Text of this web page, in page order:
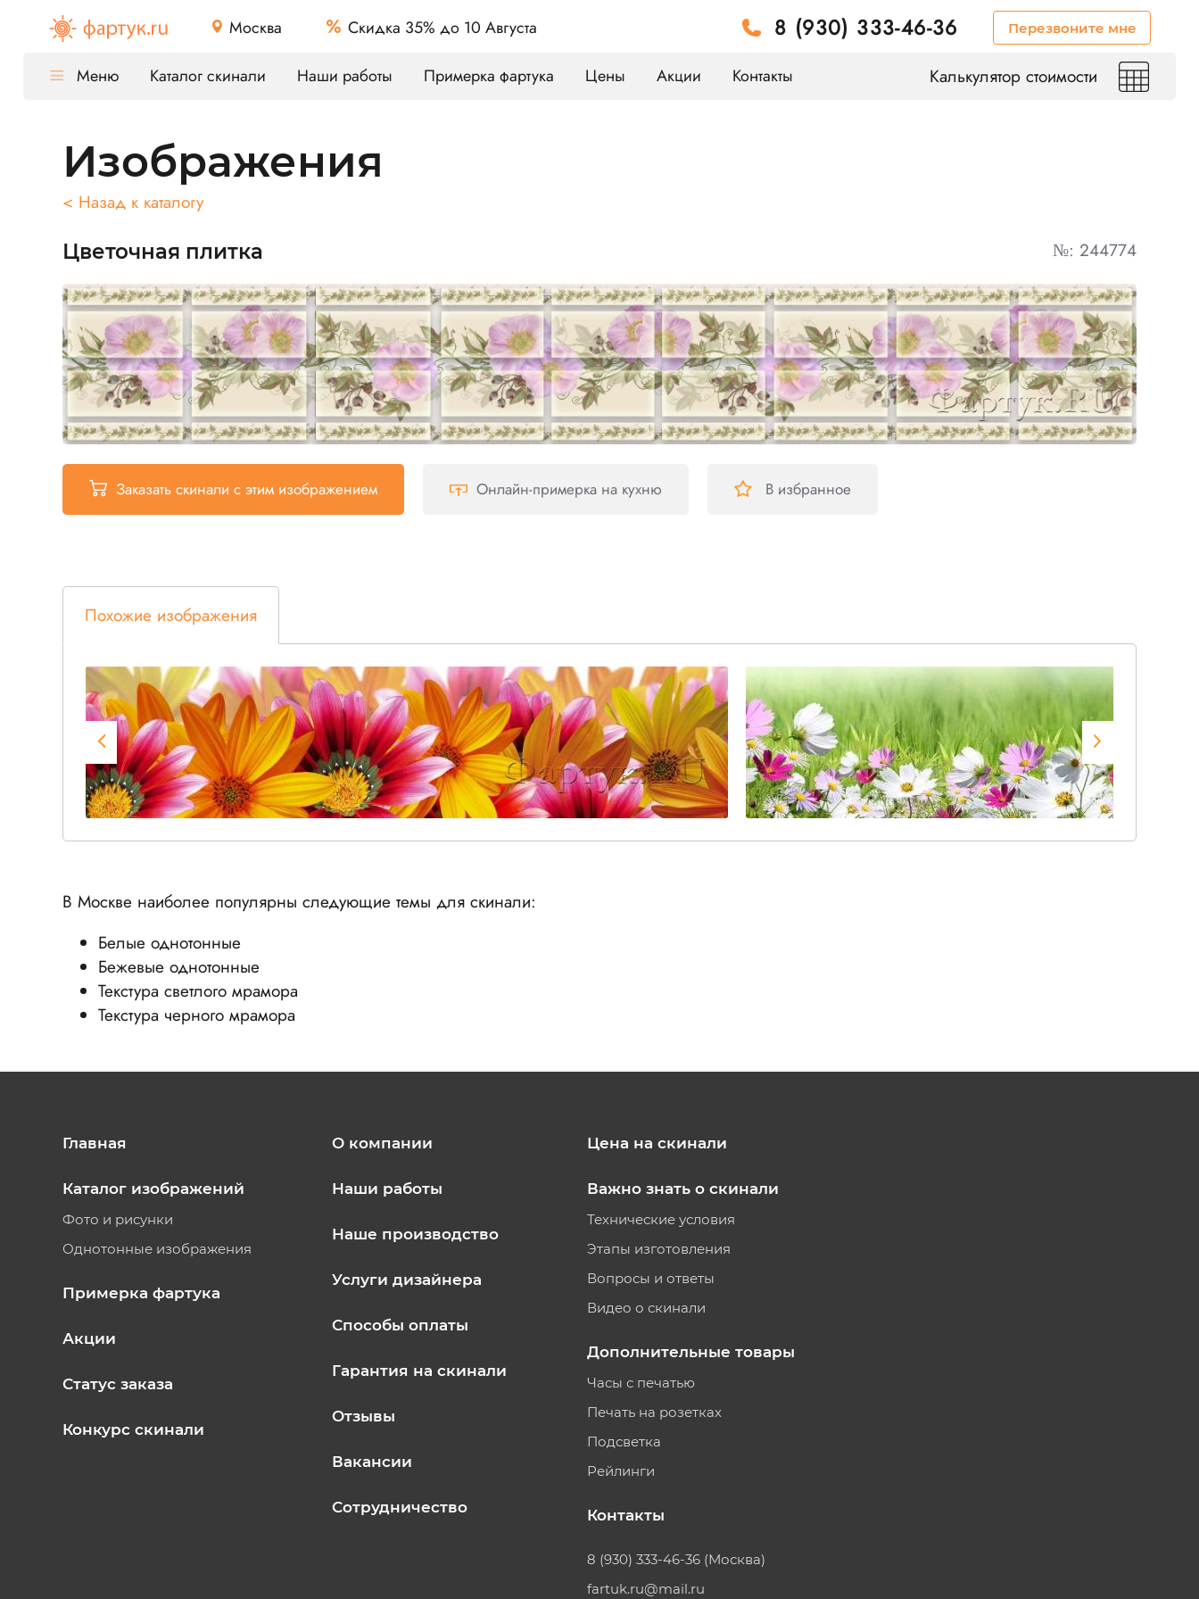
Москва Скидка 35% до 10 Августа 8 (930) 333-46-36 Перезвоните мне
Меню Каталог скинали Наши работы Примерка фартука Цены Акции Контакты Калькулятор стоимости
Изображения
< Назад к каталогу
Цветочная плитка №: 244774
Заказать скинали с этим изображением Онлайн-примерка на кухню В избранное
Похожие изображения
В Москве наиболее популярны следующие темы для скинали:
Белые однотонные
Бежевые однотонные
Текстура светлого мрамора
Текстура черного мрамора
Главная
Каталог изображений
Фото и рисунки
Однотонные изображения
Примерка фартука
Акции
Статус заказа
Конкурс скинали
О компании
Наши работы
Наше производство
Услуги дизайнера
Способы оплаты
Гарантия на скинали
Отзывы
Вакансии
Сотрудничество
Цена на скинали
Важно знать о скинали
Технические условия
Этапы изготовления
Вопросы и ответы
Видео о скинали
Дополнительные товары
Часы с печатью
Печать на розетках
Подсветка
Рейлинги
Контакты
8 (930) 333-46-36 (Москва)
fartuk.ru@mail.ru